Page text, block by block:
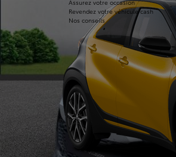
Assurez votre occasion
Revendez votre véhicule cash
Nos conseils